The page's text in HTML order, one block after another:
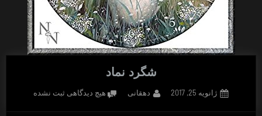
شگرد نماد
Posted
ژانویه 25, 2017 By
دهقانی هیچ دیدگاهیبرای
ثبت نشده